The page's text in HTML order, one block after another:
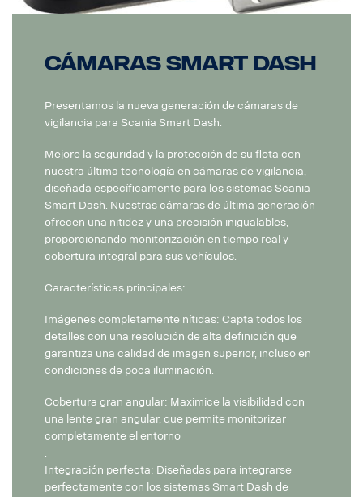
Cámaras Smart Dash
Presentamos la nueva generación de cámaras de
vigilancia para Scania Smart Dash.
Mejore la seguridad y la protección de su flota con
nuestra última tecnología en cámaras de vigilancia,
diseñada específicamente para los sistemas Scania
Smart Dash. Nuestras cámaras de última generación
ofrecen una nitidez y una precisión inigualables,
proporcionando monitorización en tiempo real y
cobertura integral para sus vehículos.
Características principales:
Imágenes completamente nítidas: Capta todos los
detalles con una resolución de alta definición que
garantiza una calidad de imagen superior, incluso en
condiciones de poca iluminación.
Cobertura gran angular: Maximice la visibilidad con
una lente gran angular, que permite monitorizar
completamente el entorno
.
Integración perfecta: Diseñadas para integrarse
perfectamente con los sistemas Smart Dash de